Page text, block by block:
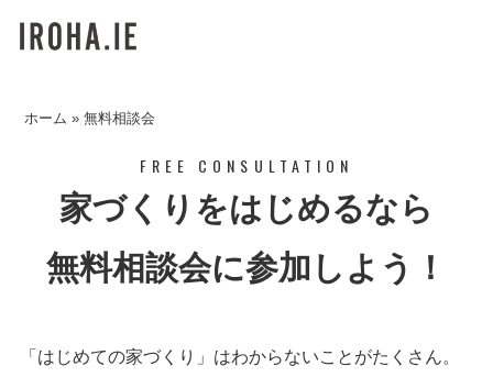
ホーム »無料相談会
FREE CONSULTATION
家づくりをはじめるなら
無料相談会に参加しよう！
「はじめての家づくり」はわからないことがたくさん。